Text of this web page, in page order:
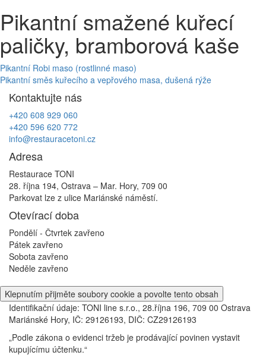
Pikantní smažené kuřecí
paličky, bramborová kaše
Navigace
pro
příspěvek
Pikantní Robi maso (rostlinné maso)
Pikantní směs kuřecího a vepřového masa, dušená rýže
Kontaktujte nás
+420 608 929 060
+420 596 620 772
info@restauracetoni.cz
Adresa
Restaurace TONI
28. října 194, Ostrava – Mar. Hory, 709 00
Parkovat lze z ulice Mariánské náměstí.
Otevírací doba
Pondělí - Čtvrtek zavřeno
Pátek zavřeno
Sobota zavřeno
Neděle zavřeno
Klepnutím přijměte soubory cookie a povolte tento obsah
Identifikační údaje: TONI line s.r.o., 28.října 196, 709 00 Ostrava
Mariánské Hory, IČ: 29126193, DIČ: CZ29126193
„Podle zákona o evidenci tržeb je prodávající povinen vystavit
kupujícímu účtenku.“